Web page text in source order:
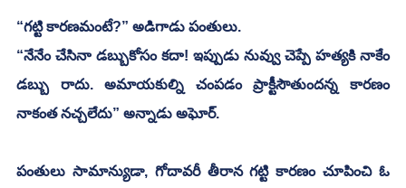
“గట్టి కారణమంటే?” అడిగాడు పంతులు.
“నేనేం చేసినా డబ్బుకోసం కదా! ఇప్పుడు నువ్వు చెప్పే హత్యకి నాకేం
డబ్బు రాదు. అమాయకుల్ని చంపడం ప్రాక్టీసౌతుందన్న కారణం
నాకంత నచ్చలేదు” అన్నాడు అఘోర్.
పంతులు సామాన్యుడా, గోదావరీ తీరాన గట్టి కారణం చూపించి ఓ